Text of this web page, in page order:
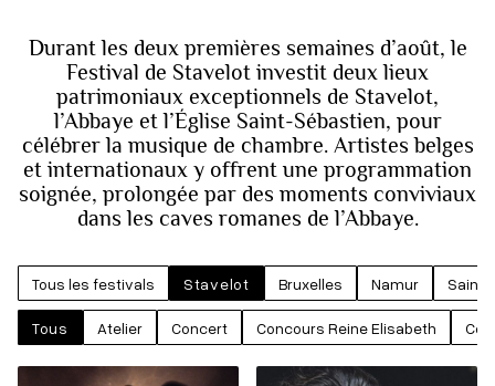
Durant les deux premières semaines d’août, le
Festival de Stavelot investit deux lieux
patrimoniaux exceptionnels de Stavelot,
l’Abbaye et l’Église Saint-Sébastien, pour
célébrer la musique de chambre. Artistes belges
et internationaux y offrent une programmation
soignée, prolongée par des moments conviviaux
dans les caves romanes de l’Abbaye.
Tous les festivals Stavelot Bruxelles Namur Saint-
Tous Atelier Concert Concours Reine Elisabeth